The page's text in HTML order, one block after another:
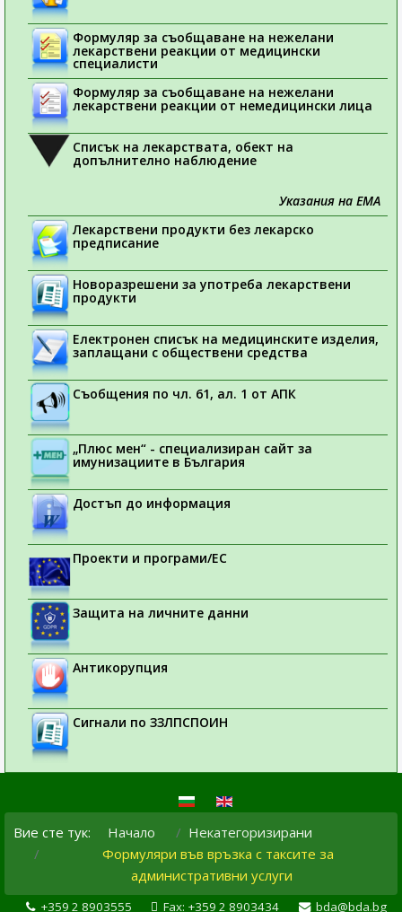
Формуляр за съобщаване на нежелани
лекарствени реакции от медицински
специалисти
Формуляр за съобщаване на нежелани
лекарствени реакции от немедицински лица
Списък на лекарствата, обект на
допълнително наблюдение
Указания на ЕМА
Лекарствени продукти без лекарско
предписание
Новоразрешени за употреба лекарствени
продукти
Електронен списък на медицинските изделия,
заплащани с обществени средства
Съобщения по чл. 61, ал. 1 от АПК
„Плюс мен“ - специализиран сайт за
имунизациите в България
Достъп до информация
Проекти и програми/ЕС
Защита на личните данни
Антикорупция
Сигнали по ЗЗЛПСПОИН
Вие сте тук: Начало
Некатегоризирани
Формуляри във връзка с таксите за
административни услуги
+359 2 8903555 Fax: +359 2 8903434 bda@bda.bg